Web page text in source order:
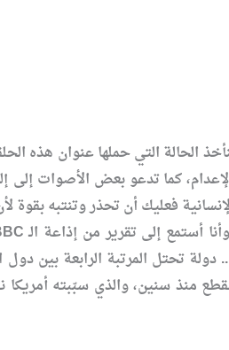
الحالة التي حملها عنوان هذه
كما تدعو بعض الأصوات إلى
فعليك أن تحذر وتنتبه بقوة
!! معقول ؟! .. دولة تحتل المرتبة الرابعة
منذ سنين، والذي سبّبته